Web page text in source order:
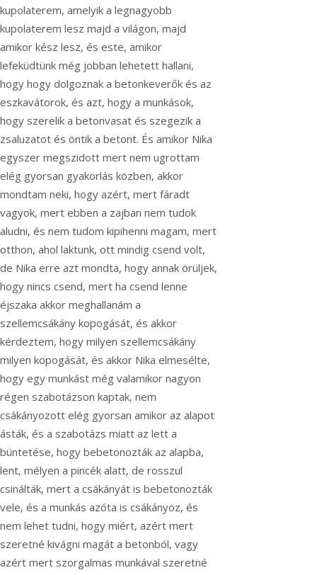
kupolaterem, amelyik a legnagyobb
kupolaterem lesz majd a világon, majd
amikor kész lesz, és este, amikor
lefeküdtünk még jobban lehetett hallani,
hogy hogy dolgoznak a betonkeverők és az
eszkavátorok, és azt, hogy a munkások,
hogy szerelik a betonvasat és szegezik a
zsaluzatot és öntik a betont. És amikor Nika
egyszer megszidott mert nem ugrottam
elég gyorsan gyakorlás közben, akkor
mondtam neki, hogy azért, mert fáradt
vagyok, mert ebben a zajban nem tudok
aludni, és nem tudom kipihenni magam, mert
otthon, ahol laktunk, ott mindig csend volt,
de Nika erre azt mondta, hogy annak örüljek,
hogy nincs csend, mert ha csend lenne
éjszaka akkor meghallanám a
szellemcsákány kopogását, és akkor
kérdeztem, hogy milyen szellemcsákány
milyen kopogását, és akkor Nika elmesélte,
hogy egy munkást még valamikor nagyon
régen szabotázson kaptak, nem
csákányozott elég gyorsan amikor az alapot
ásták, és a szabotázs miatt az lett a
büntetése, hogy bebetonozták az alapba,
lent, mélyen a pincék alatt, de rosszul
csinálták, mert a csákányát is bebetonozták
vele, és a munkás azóta is csákányoz, és
nem lehet tudni, hogy miért, azért mert
szeretné kivágni magát a betonból, vagy
azért mert szorgalmas munkával szeretné